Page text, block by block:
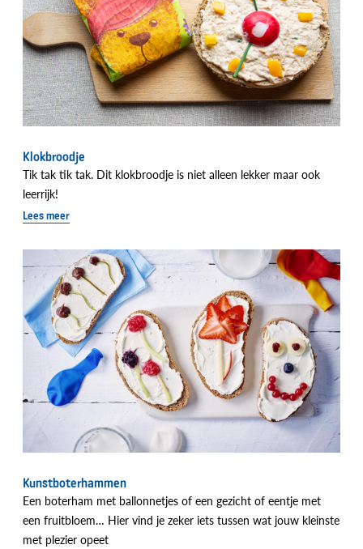
Klokbroodje
Tik tak tik tak. Dit klokbroodje is niet alleen lekker maar ook
leerrijk!
Lees meer
Kunstboterhammen
Een boterham met ballonnetjes of een gezicht of eentje met
een fruitbloem… Hier vind je zeker iets tussen wat jouw kleinste
met plezier opeet